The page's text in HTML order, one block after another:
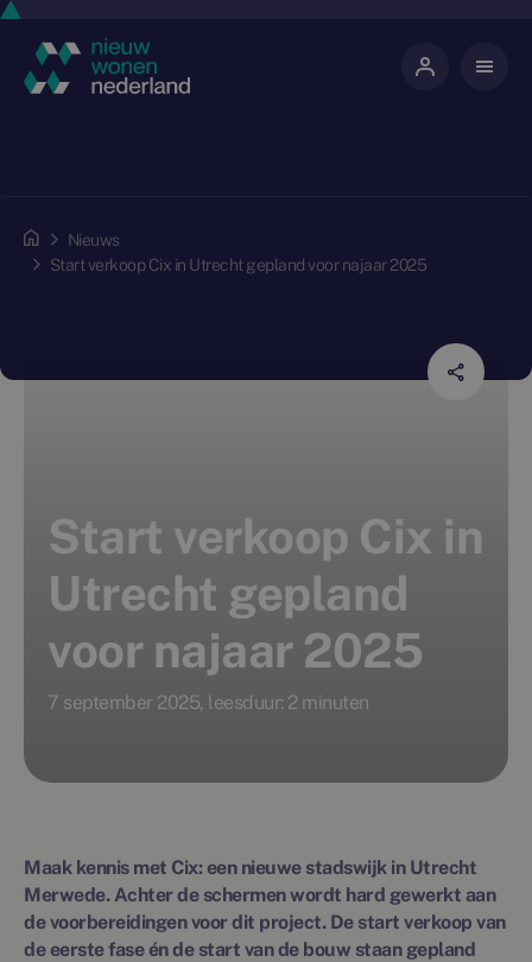
Nieuws
Start verkoop Cix in Utrecht gepland voor najaar 2025
Start verkoop Cix in
Utrecht gepland
voor najaar 2025
7 september 2025, leesduur: 2 minuten
Maak kennis met Cix: een nieuwe stadswijk in Utrecht
Merwede. Achter de schermen wordt hard gewerkt aan
de voorbereidingen voor dit project. De start verkoop van
de eerste fase én de start van de bouw staan gepland